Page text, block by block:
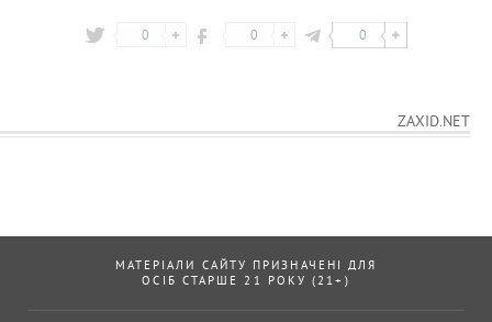
0 0 0
ZAXID.NET
МАТЕРІАЛИ САЙТУ ПРИЗНАЧЕНІ ДЛЯ
ОСІБ СТАРШЕ 21 РОКУ (21+)